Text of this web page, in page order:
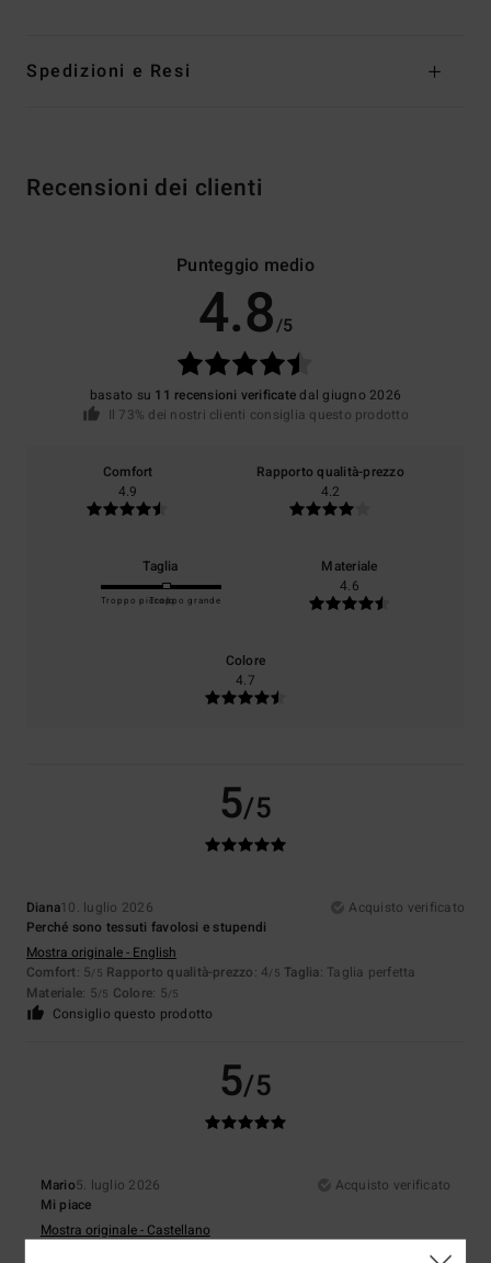
Spedizioni e Resi
Recensioni dei clienti
Punteggio medio
4.8/5
basato su 11 recensioni verificatedal giugno 2026
Il 73% dei nostri clienti consiglia questo prodotto
Comfort
4.9
Rapporto qualità-prezzo
4.2
Taglia
Troppo piccoloTroppo grande
Materiale
4.6
Colore
4.7
5/5
Diana10. luglio 2026
Acquisto verificato
Perché sono tessuti favolosi e stupendi
Mostra originale - English
Comfort: 5/5 Rapporto qualità-prezzo: 4/5 Taglia: Taglia perfetta
Materiale: 5/5 Colore: 5/5
Consiglio questo prodotto
5/5
Mario5. luglio 2026
Acquisto verificato
Mi piace
Mostra originale - Castellano
: 5 /5